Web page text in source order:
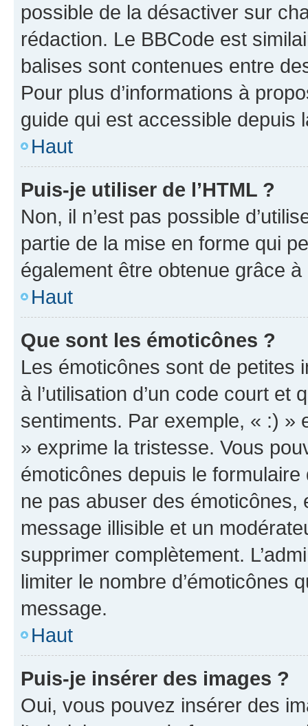
possible de la désactiver sur
rédaction. Le BBCode est
balises sont contenues entre
Pour plus d’informations à
guide qui est accessible depuis
Haut
Puis-je utiliser de l’HTML ?
Non, il n’est pas possible
partie de la mise en forme qui
également être obtenue grâce à
Haut
Que sont les émoticônes ?
Les émoticônes sont de petites
à l’utilisation d’un code court et
sentiments. Par exemple, « :) »
» exprime la tristesse. Vous
émoticônes depuis le
ne pas abuser des
message illisible et un
supprimer complètement.
limiter le nombre d’émoticônes
message.
Haut
Puis-je insérer des images ?
Oui, vous pouvez insérer des